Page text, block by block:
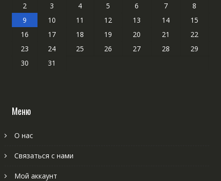
2
3 4 5 6 7
8
9
10 11 12 13 14
15
16
17 18 19 20 21
22
23
24 25 26 27 28
29
30
31
Меню
О нас
Связаться с нами
Мой аккаунт